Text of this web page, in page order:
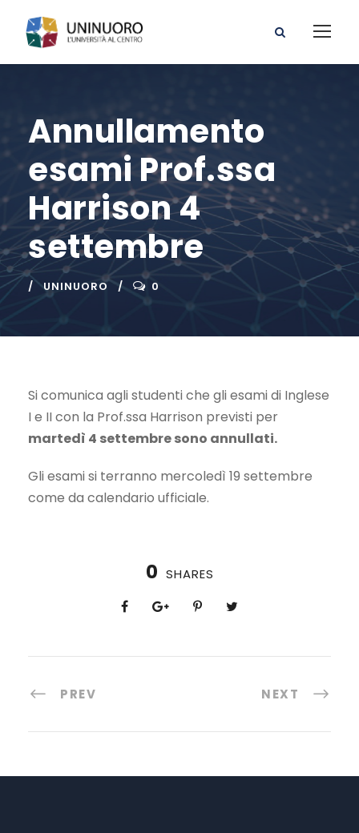
Annullamento
esami Prof.ssa
Harrison 4
settembre
UNINUORO 0
Si comunica agli studenti che gli esami di Inglese
I e II con la Prof.ssa Harrison previsti per
martedì 4 settembre sono annullati.
Gli esami si terranno mercoledì 19 settembre
come da calendario ufficiale.
0 SHARES
PREV NEXT